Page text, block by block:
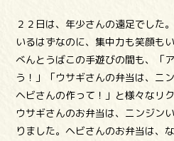
２２日は、年少さんの遠足でした
いるはずなのに、集中力も笑顔も
べんとうばこの手遊びの間も、「
う！」「ウサギさんの弁当は、ニ
ヘビさんの作って！」と様々なリ
ウサギさんのお弁当は、ニンジン
りました。ヘビさんのお弁当は、